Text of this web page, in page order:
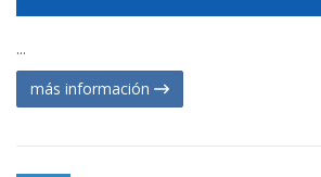
...
más información